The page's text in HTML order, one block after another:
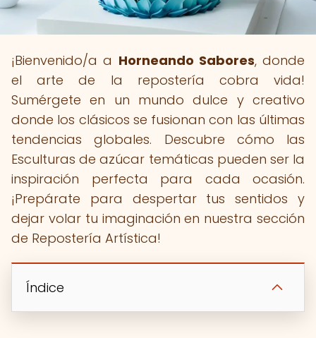
¡Bienvenido/a a Horneando Sabores, donde
el arte de la repostería cobra vida!
Sumérgete en un mundo dulce y creativo
donde los clásicos se fusionan con las últimas
tendencias globales. Descubre cómo las
Esculturas de azúcar temáticas pueden ser la
inspiración perfecta para cada ocasión.
¡Prepárate para despertar tus sentidos y
dejar volar tu imaginación en nuestra sección
de Repostería Artística!
Índice